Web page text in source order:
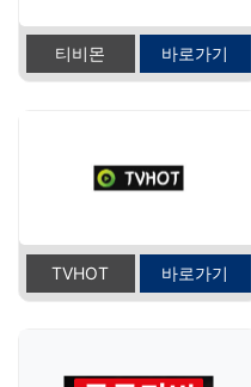
티비몬 바로가기
TVHOT 바로가기